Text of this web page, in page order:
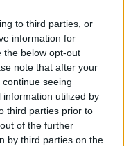
to third parties, or
information for
the below opt-out
note that after your
seeing
utilized by
third parties prior to
of the further
by third parties on the
dall'estero il
durante una
contatti con